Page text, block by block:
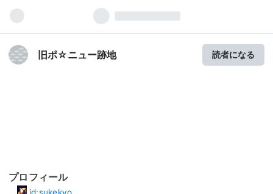
旧ポ☆ニュー跡地 読者になる
プロフィール